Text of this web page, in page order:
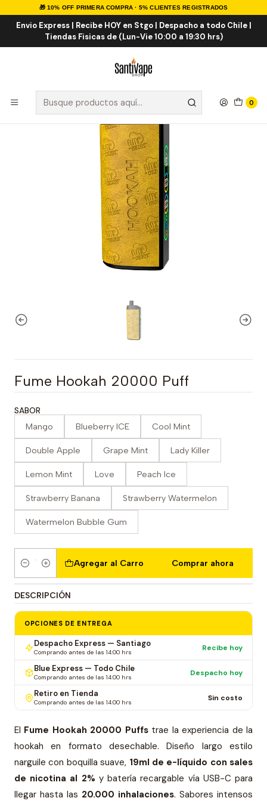
🎁 10% OFF PRIMERA COMPRA · 5% CLIENTES REGISTRADOS
Envio Express | Recibe HOY en Stgo | Despacho a todo Chile |
Tiendas Fisicas de (Lun-Vie 10:00 a 19:30 hrs)
0
Inicio VAPE DESECHABLES VAPE FRUTALES
Fume Hookah 20000 Puff
Fume Hookah 20000 Puff
SABOR
Mango Blueberry ICE Cool Mint
Double Apple Grape Mint Lady Killer
Lemon Mint Love Peach Ice
Strawberry Banana Strawberry Watermelon
Watermelon Bubble Gum
Cantidad
Agregar al Carro Comprar ahora
DESCRIPCIÓN
OPCIONES DE ENTREGA
Despacho Express — Santiago
Comprando antes de las 14:00 hrs Recibe hoy
Blue Express — Todo Chile
Comprando antes de las 14:00 hrs Despacho hoy
Retiro en Tienda
Comprando antes de las 14:00 hrs Sin costo
El Fume Hookah 20000 Puffstrae la experiencia de la
hookah en formato desechable. Diseño largo estilo
narguile con boquilla suave, 19ml de e-líquido con sales
de nicotina al 2% y batería recargable vía USB-C para
llegar hasta las 20.000 inhalaciones. Sabores intensos